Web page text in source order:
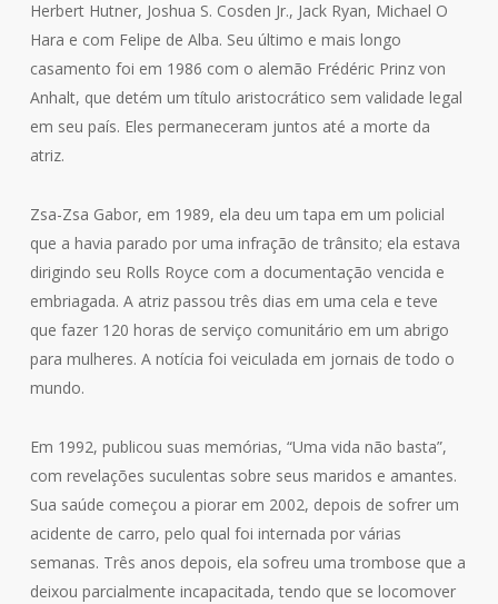
Herbert Hutner, Joshua S. Cosden Jr., Jack Ryan, Michael O
Hara e com Felipe de Alba. Seu último e mais longo
casamento foi em 1986 com o alemão Frédéric Prinz von
Anhalt, que detém um título aristocrático sem validade legal
em seu país. Eles permaneceram juntos até a morte da
atriz.
Zsa-Zsa Gabor, em 1989, ela deu um tapa em um policial
que a havia parado por uma infração de trânsito; ela estava
dirigindo seu Rolls Royce com a documentação vencida e
embriagada. A atriz passou três dias em uma cela e teve
que fazer 120 horas de serviço comunitário em um abrigo
para mulheres. A notícia foi veiculada em jornais de todo o
mundo.
Em 1992, publicou suas memórias, “Uma vida não basta”,
com revelações suculentas sobre seus maridos e amantes.
Sua saúde começou a piorar em 2002, depois de sofrer um
acidente de carro, pelo qual foi internada por várias
semanas. Três anos depois, ela sofreu uma trombose que a
deixou parcialmente incapacitada, tendo que se locomover